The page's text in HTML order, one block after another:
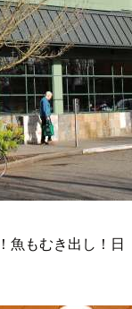
魚もむき出し！日